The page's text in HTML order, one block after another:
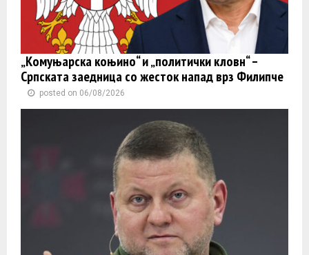
„Комуњарска коњино“ и „политички кловн“ –
Српската заедница со жесток напад врз Филипче
posted on 06/08/2026